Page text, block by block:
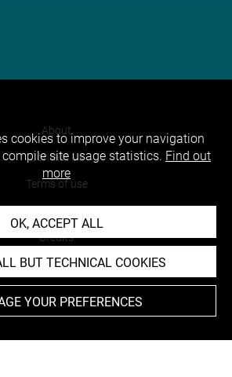
About
Contact Us
Terms of use
Cookies
Credits
: non compliant
cookies to improve your navigation
site usage statistics. Find out
more
OK, ACCEPT ALL
BUT TECHNICAL COOKIES
YOUR PREFERENCES